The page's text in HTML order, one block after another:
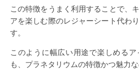
この特徴をうまく利用することで、
アを楽しむ際のレジャーシート代わ
す。
このように幅広い用途で楽しめる
も、プラネタリウムの特徴かつ魅力な